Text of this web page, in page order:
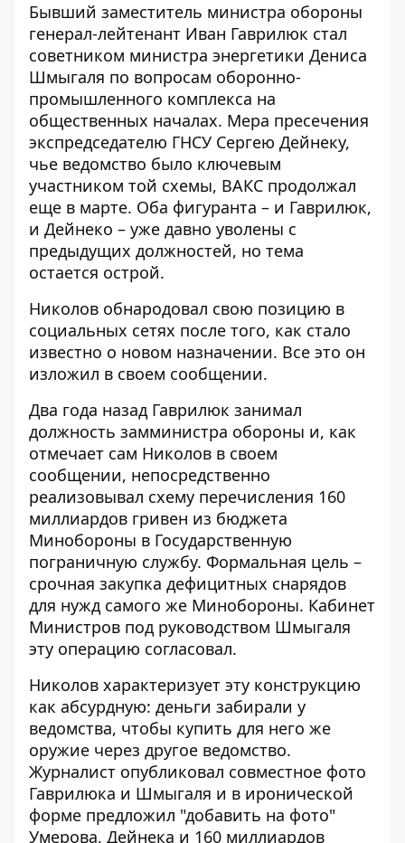
Бывший заместитель министра обороны
генерал-лейтенант Иван Гаврилюк стал
советником министра энергетики Дениса
Шмыгаля по вопросам оборонно-
промышленного комплекса на
общественных началах. Мера пресечения
экспредседателю ГНСУ Сергею Дейнеку,
чье ведомство было ключевым
участником той схемы, ВАКС продолжал
еще в марте. Оба фигуранта – и Гаврилюк,
и Дейнеко – уже давно уволены с
предыдущих должностей, но тема
остается острой.
Николов обнародовал свою позицию в
социальных сетях после того, как стало
известно о новом назначении. Все это он
изложил в своем сообщении.
Два года назад Гаврилюк занимал
должность замминистра обороны и, как
отмечает сам Николов в своем
сообщении, непосредственно
реализовывал схему перечисления 160
миллиардов гривен из бюджета
Минобороны в Государственную
пограничную службу. Формальная цель –
срочная закупка дефицитных снарядов
для нужд самого же Минобороны. Кабинет
Министров под руководством Шмыгаля
эту операцию согласовал.
Николов характеризует эту конструкцию
как абсурдную: деньги забирали у
ведомства, чтобы купить для него же
оружие через другое ведомство.
Журналист опубликовал совместное фото
Гаврилюка и Шмыгаля и в иронической
форме предложил "добавить на фото"
Умерова, Дейнека и 160 миллиардов